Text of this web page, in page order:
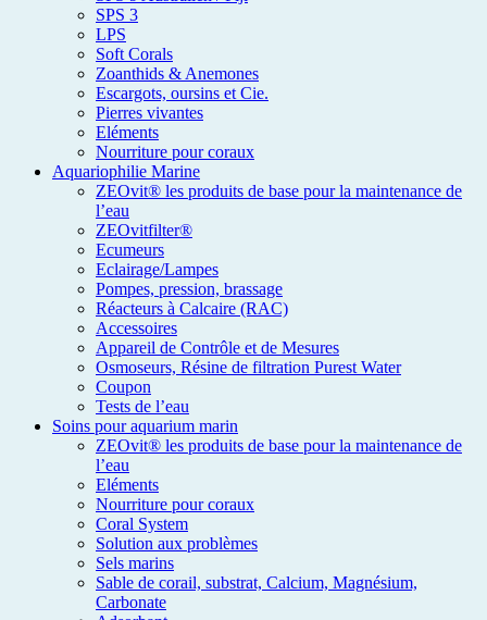
SPS 3
LPS
Soft Corals
Zoanthids & Anemones
Escargots, oursins et Cie.
Pierres vivantes
Eléments
Nourriture pour coraux
Aquariophilie Marine
ZEOvit® les produits de base pour la maintenance de
l’eau
ZEOvitfilter®
Ecumeurs
Eclairage/Lampes
Pompes, pression, brassage
Réacteurs à Calcaire (RAC)
Accessoires
Appareil de Contrôle et de Mesures
Osmoseurs, Résine de filtration Purest Water
Coupon
Tests de l’eau
Soins pour aquarium marin
ZEOvit® les produits de base pour la maintenance de
l’eau
Eléments
Nourriture pour coraux
Coral System
Solution aux problèmes
Sels marins
Sable de corail, substrat, Calcium, Magnésium,
Carbonate